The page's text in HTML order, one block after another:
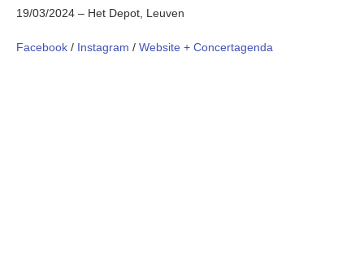
19/03/2024 – Het Depot, Leuven
Facebook / Instagram / Website + Concertagenda